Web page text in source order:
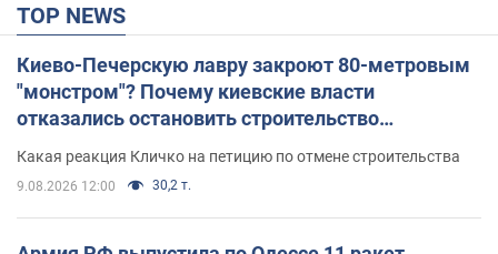
TOP NEWS
Киево-Печерскую лавру закроют 80-метровым
"монстром"? Почему киевские власти
отказались остановить строительство
Какая реакция Кличко на петицию по отмене строительства
9.08.2026 12:00 30,2 т.